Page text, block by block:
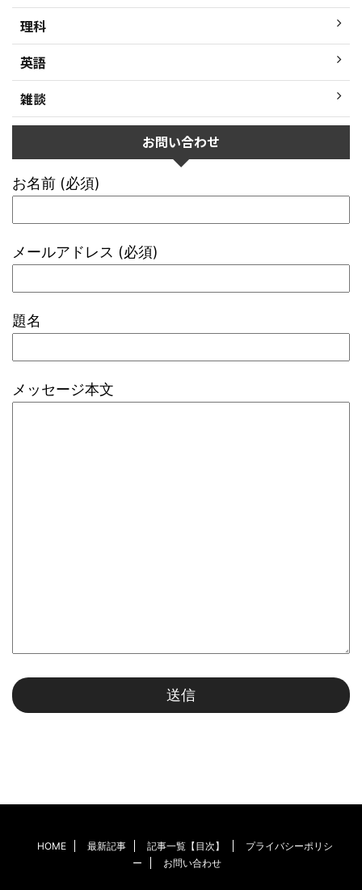
理科
英語
雑談
お問い合わせ
お名前 (必須)
メールアドレス (必須)
題名
メッセージ本文
HOME 最新記事 記事一覧【目次】
プライバシーポリシ
ー
お問い合わせ